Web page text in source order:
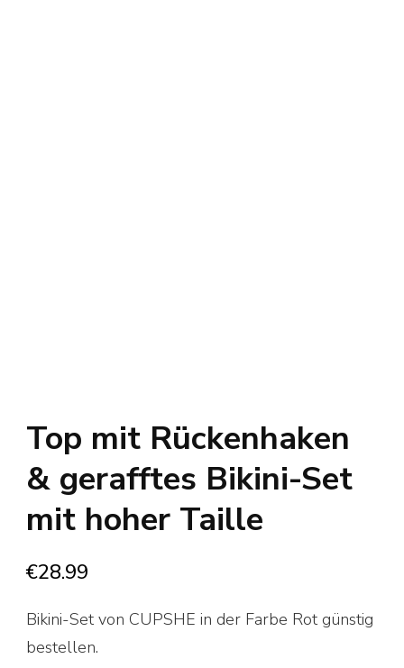
Top mit Rückenhaken
& gerafftes Bikini-Set
mit hoher Taille
€28.99
Bikini-Set von CUPSHE in der Farbe Rot günstig
bestellen.